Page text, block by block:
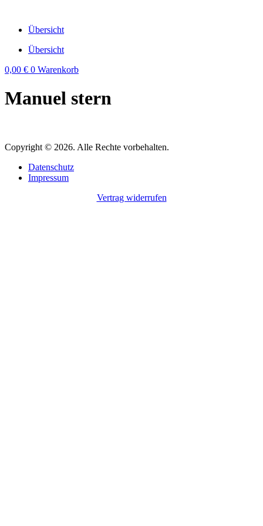
wechselnÜbersicht
Übersicht
0,00 € 0 Warenkorb
Manuel stern
Copyright © 2026. Alle Rechte vorbehalten.
Datenschutz
Impressum
Vertrag widerrufen